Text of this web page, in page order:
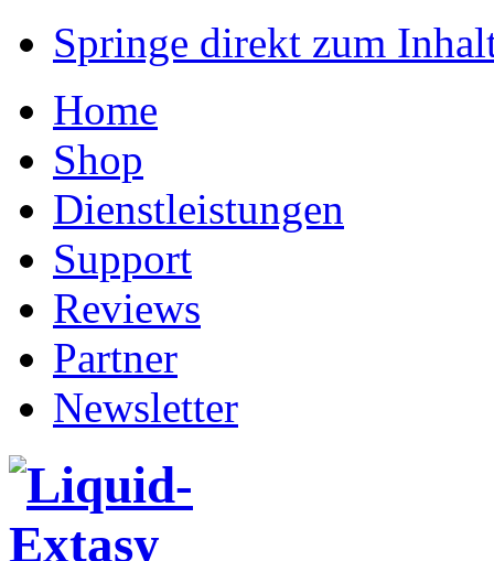
Springe direkt zum
Home
Shop
Dienstleistungen
Support
Reviews
Partner
Newsletter